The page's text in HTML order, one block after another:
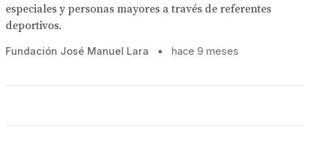
especiales y personas mayores a través de referentes
deportivos.
Fundación José Manuel Lara • hace 9 meses